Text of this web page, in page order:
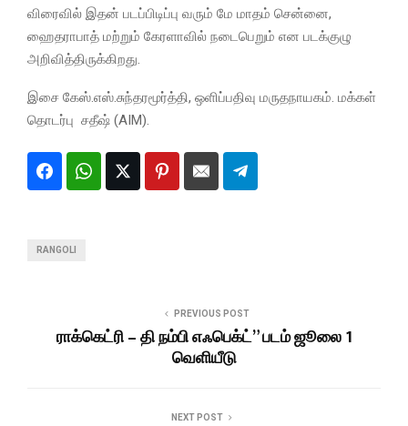
விரைவில் இதன் படப்பிடிப்பு வரும் மே மாதம் சென்னை,
ஹைதராபாத் மற்றும் கேரளாவில் நடைபெறும் என படக்குழு
அறிவித்திருக்கிறது.
இசை கேஸ்.எஸ்.சுந்தரமூர்த்தி, ஒளிப்பதிவு மருதநாயகம். மக்கள்
தொடர்பு சதீஷ் (AIM).
RANGOLI
PREVIOUS POST
ராக்கெட்ரி – தி நம்பி எஃபெக்ட்” படம் ஜூலை 1
வெளியீடு
NEXT POST